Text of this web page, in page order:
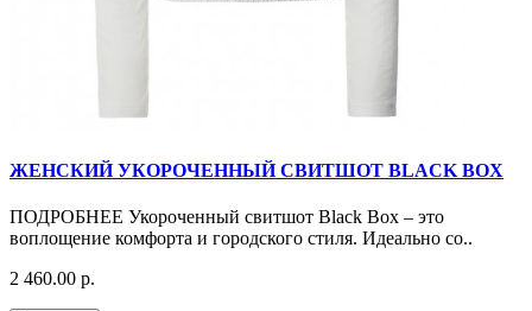
ЖЕНСКИЙ УКОРОЧЕННЫЙ СВИТШОТ BLACK BOX
ПОДРОБНЕЕ Укороченный свитшот Black Box – это
воплощение комфорта и городского стиля. Идеально со..
2 460.00 р.